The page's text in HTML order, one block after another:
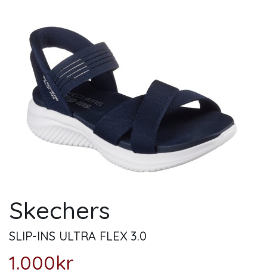
Skechers
SLIP-INS ULTRA FLEX 3.0
1.000kr